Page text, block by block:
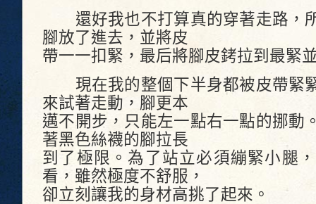
還好我也不打算真的穿著走路，
腳放了進去，並將皮
帶一一扣緊，最后將腳皮銬拉到最緊
現在我的整個下半身都被皮帶緊
來試著走動，腳更本
邁不開步，只能左一點右一點的挪動
著黑色絲襪的腳拉長
到了極限。為了站立必須繃緊小腿
看，雖然極度不舒服，
卻立刻讓我的身材高挑了起來。